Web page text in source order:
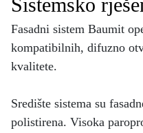
Fasadni sistem Baumit
kompatibilnih, difuzno
kvalitete.
Središte sistema su
polistirena. Visoka